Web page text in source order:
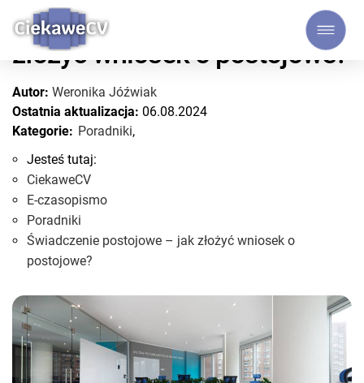
Świadczenie postojowe – jak
złożyć wniosek o postojowe?
Autor: Weronika Jóźwiak
Ostatnia aktualizacja: 06.08.2024
Kategorie: Poradniki,
Jesteś tutaj:
CiekaweCV
E-czasopismo
Poradniki
Świadczenie postojowe – jak złożyć wniosek o
postojowe?